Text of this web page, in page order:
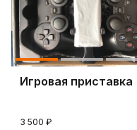
Игровая приставка
3 500 ₽